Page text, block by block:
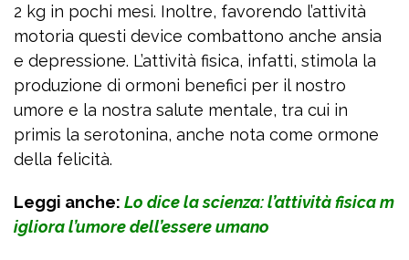
2 kg in pochi mesi. Inoltre, favorendo l’attività
motoria questi device combattono anche ansia
e depressione. L’attività fisica, infatti, stimola la
produzione di ormoni benefici per il nostro
umore e la nostra salute mentale, tra cui in
primis la serotonina, anche nota come ormone
della felicità.
Leggi anche: Lo dice la scienza: l’attività fisica m
igliora l’umore dell’essere umano